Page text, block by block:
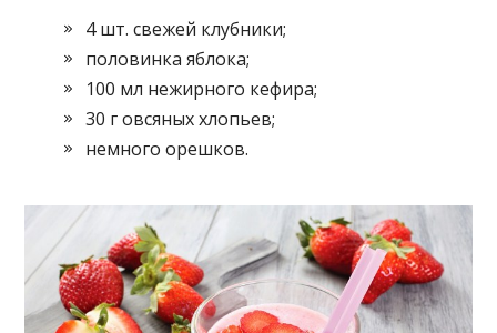
4 шт. свежей клубники;
половинка яблока;
100 мл нежирного кефира;
30 г овсяных хлопьев;
немного орешков.